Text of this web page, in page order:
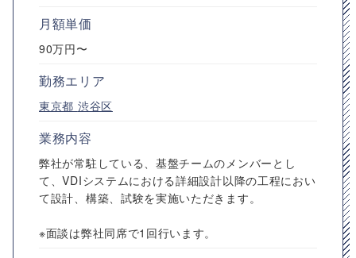
月額単価
90万円〜
勤務エリア
東京都 渋谷区
業務内容
弊社が常駐している、基盤チームのメンバーとし
て、VDIシステムにおける詳細設計以降の工程におい
て設計、構築、試験を実施いただきます。
※面談は弊社同席で1回行います。